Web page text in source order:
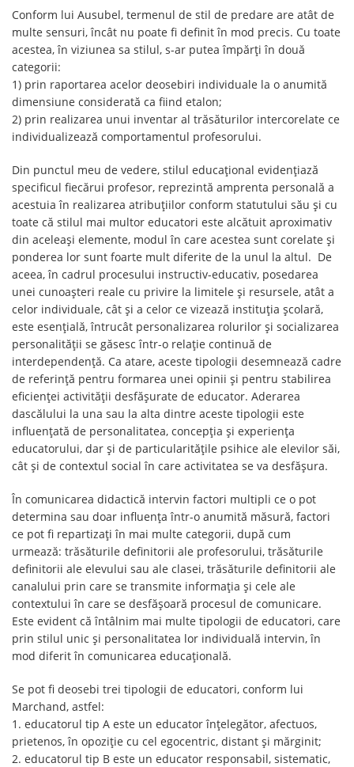
Conform lui Ausubel, termenul de stil de predare are atât de
multe sensuri, încât nu poate fi definit în mod precis. Cu toate
acestea, în viziunea sa stilul, s-ar putea împărți în două
categorii:
1) prin raportarea acelor deosebiri individuale la o anumită
dimensiune considerată ca fiind etalon;
2) prin realizarea unui inventar al trăsăturilor intercorelate ce
individualizează comportamentul profesorului.
Din punctul meu de vedere, stilul educaţional evidenţiază
specificul fiecărui profesor, reprezintă amprenta personală a
acestuia în realizarea atribuţiilor conform statutului său și cu
toate că stilul mai multor educatori este alcătuit aproximativ
din aceleaşi elemente, modul în care acestea sunt corelate și
ponderea lor sunt foarte mult diferite de la unul la altul. De
aceea, în cadrul procesului instructiv-educativ, posedarea
unei cunoașteri reale cu privire la limitele şi resursele, atât a
celor individuale, cât şi a celor ce vizează instituţia şcolară,
este esențială, întrucât personalizarea rolurilor și socializarea
personalităţii se găsesc într-o relaţie continuă de
interdependenţă. Ca atare, aceste tipologii desemnează cadre
de referinţă pentru formarea unei opinii și pentru stabilirea
eficienţei activităţii desfășurate de educator. Aderarea
dascălului la una sau la alta dintre aceste tipologii este
influențată de personalitatea, concepţia și experienţa
educatorului, dar și de particularităţile psihice ale elevilor săi,
cât şi de contextul social în care activitatea se va desfăşura.
În comunicarea didactică intervin factori multipli ce o pot
determina sau doar influența într-o anumită măsură, factori
ce pot fi repartizați în mai multe categorii, după cum
urmează: trăsăturile definitorii ale profesorului, trăsăturile
definitorii ale elevului sau ale clasei, trăsăturile definitorii ale
canalului prin care se transmite informația și cele ale
contextului în care se desfășoară procesul de comunicare.
Este evident că întâlnim mai multe tipologii de educatori, care
prin stilul unic şi personalitatea lor individuală intervin, în
mod diferit în comunicarea educaţională.
Se pot fi deosebi trei tipologii de educatori, conform lui
Marchand, astfel:
1. educatorul tip A este un educator înţelegător, afectuos,
prietenos, în opoziție cu cel egocentric, distant și mărginit;
2. educatorul tip B este un educator responsabil, sistematic,